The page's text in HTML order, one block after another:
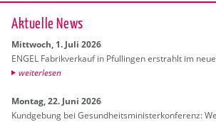
Ak­tu­el­le News
Mitt­woch, 1. Juli 2026
ENGEL Fa­brik­ver­kauf in Pful­lin­gen er­strahlt im
wei­ter­le­sen
Mon­tag, 22. Juni 2026
Kund­ge­bung bei Ge­sund­heits­mi­nis­ter­kon­fe­renz: